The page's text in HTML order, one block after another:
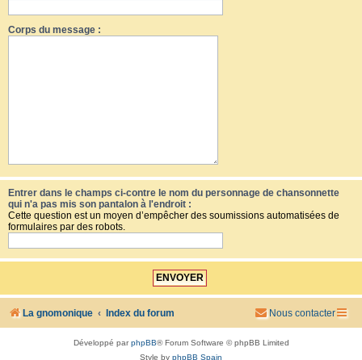
Corps du message :
Entrer dans le champs ci-contre le nom du personnage de chansonnette
qui n'a pas mis son pantalon à l'endroit :
Cette question est un moyen d’empêcher des soumissions automatisées de
formulaires par des robots.
La gnomonique Index du forum Nous contacter
Développé parphpBB® Forum Software © phpBB Limited
Style by phpBB Spain